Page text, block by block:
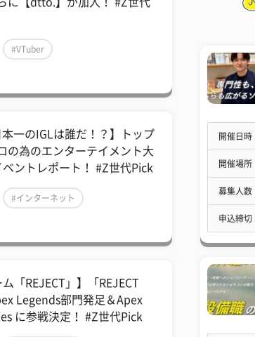
#VTuber
本一のIGLは誰だ！？】トップ
の為のエンターテイメント大
ントレポート！ #Z世代Pick
#インターネット
「REJECT」】「REJECT
Legends部門発足＆Apex
に参戦決定！ #Z世代Pick
開催日時
開催場所
募集人数
申込締切